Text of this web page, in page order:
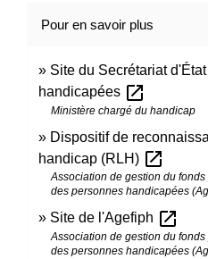
Pour en savoir plus
Site du Secrétariat
handicapées open_in_new
Ministère chargé du handicap
Dispositif de
handicap (RLH) open_in_new
Association de gestion du
des personnes handicapées
Site de l'Agefiph open_in_new
Association de gestion du
des personnes handicapées